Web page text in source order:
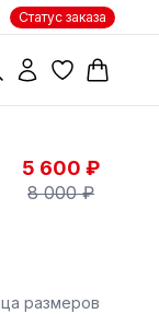
Статус заказа
5 600 ₽
8 000 ₽
размеров